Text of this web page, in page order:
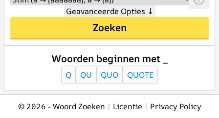
Geavanceerde Opties ↓
Zoeken
Woorden beginnen met _
Q QU QUO QUOTE
© 2026 -Woord Zoeken | Licentie | Privacy Policy